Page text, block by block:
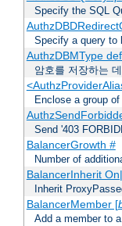
Specify the SQL
Specify a query to
AuthzDBMType
암호를 저장하는
Enclose a group
Send '403
BalancerGrowth #
Number of
BalancerInherit
Inherit
BalancerMember [
Add a member to